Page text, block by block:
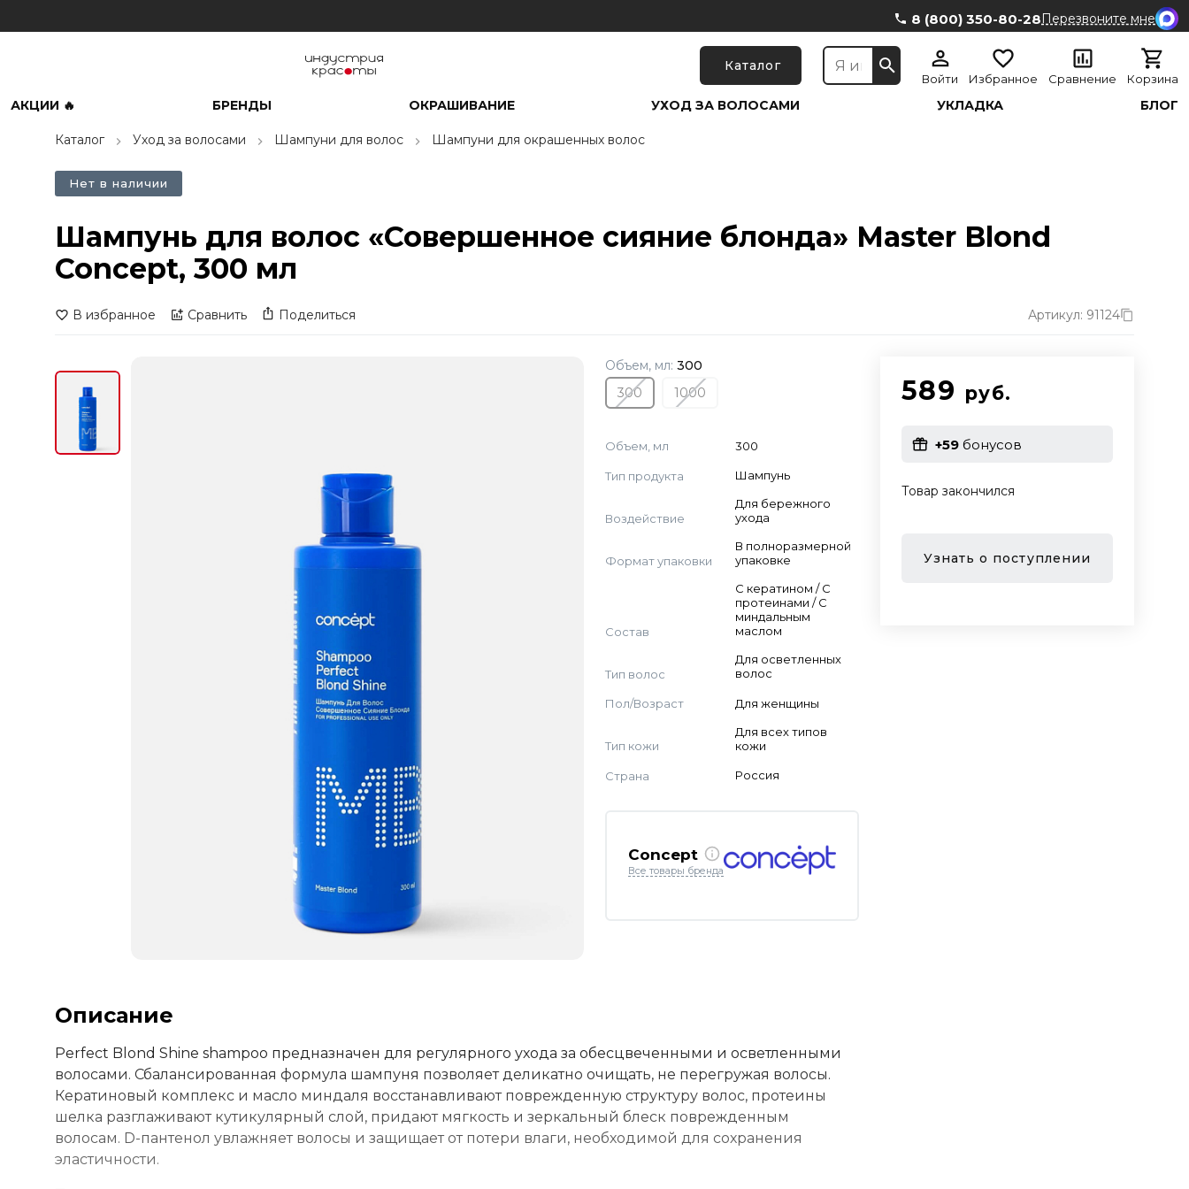
8 (800) 350-80-28Перезвоните мне
Каталог
Войти Избранное Сравнение Корзина
АКЦИИ 🔥 БРЕНДЫ ОКРАШИВАНИЕ УХОД ЗА ВОЛОСАМИ УКЛАДКА БЛОГ
Каталог Уход за волосами Шампуни для волос Шампуни для окрашенных волос
Нет в наличии
Шампунь для волос «Совершенное сияние блонда» Master Blond
Concept, 300 мл
В избранное Сравнить Поделиться Артикул: 91124
Объем, мл: 300
300
1000
Объем, мл 300
Тип продукта Шампунь
Воздействие
Для бережного
ухода
Формат упаковки
В полноразмерной
упаковке
Состав
С кератином / С
протеинами / С
миндальным
маслом
Тип волос
Для осветленных
волос
Пол/Возраст Для женщины
Тип кожи
Для всех типов
кожи
Страна Россия
Concept
Все товары бренда
589 руб.
+59бонусов
Товар закончился
Узнать о поступлении
Описание
Perfect Blond Shine shampoo предназначен для регулярного ухода за обесцвеченными и осветленными
волосами. Сбалансированная формула шампуня позволяет деликатно очищать, не перегружая волосы.
Кератиновый комплекс и масло миндаля восстанавливают поврежденную структуру волос, протеины
шелка разглаживают кутикулярный слой, придают мягкость и зеркальный блеск поврежденным
волосам. D-пантенол увлажняет волосы и защищает от потери влаги, необходимой для сохранения
эластичности.